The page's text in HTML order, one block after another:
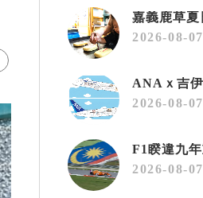
2026-08-07
2026-08-07
2026-08-07